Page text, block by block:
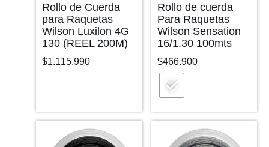
Rollo de Cuerda
para Raquetas
Wilson Luxilon 4G
130 (REEL 200M)
$1.115.990
Rollo de cuerda
Para Raquetas
Wilson Sensation
16/1.30 100mts
$466.900